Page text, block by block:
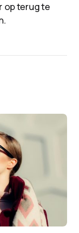
op terug te